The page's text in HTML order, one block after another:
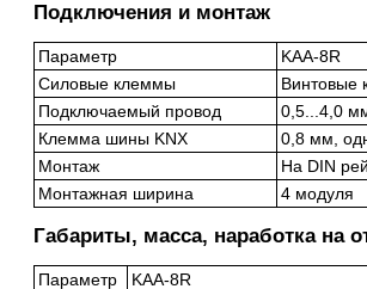
Подключения и монтаж
Параметр
KAA-8R
Силовые клеммы
Винтовые
Подключаемый провод
0,5...4,0
Клемма шины KNX
0,8 мм,
Монтаж
На DIN
Монтажная ширина
4 модуля
Габариты, масса, наработка на
Параметр
KAA-8R